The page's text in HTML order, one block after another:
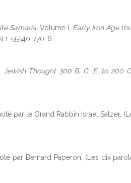
Samaria. Volume I, Early Iron Age
1-55540-770-6.
Jewish Thought 300 B. C. E. to 200
par le Grand Rabbin Israël Salzer,
par Bernard Paperon, (Les dix